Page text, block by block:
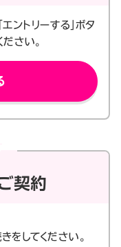
ントリーする」ボタ
さい。
契約
をしてください。